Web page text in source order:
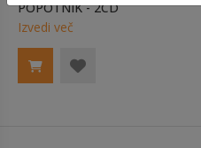
POPOTNIK - 2CD
Izvedi več